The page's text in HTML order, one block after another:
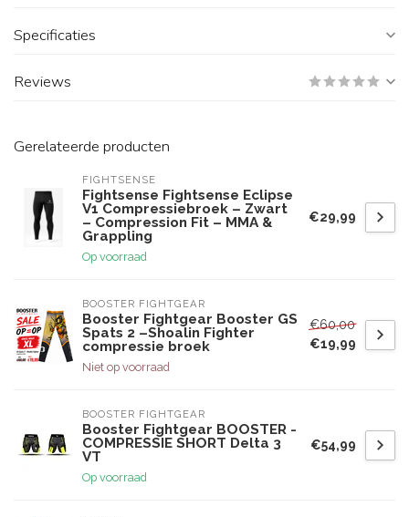
Specificaties
Reviews
Gerelateerde producten
FIGHTSENSE
Fightsense Fightsense Eclipse
V1 Compressiebroek – Zwart
– Compression Fit – MMA &
Grappling
Op voorraad
€29,99
BOOSTER FIGHTGEAR
Booster Fightgear Booster GS
Spats 2 –Shoalin Fighter
compressie broek
Niet op voorraad
€60,00
€19,99
BOOSTER FIGHTGEAR
Booster Fightgear BOOSTER -
COMPRESSIE SHORT Delta 3
VT
Op voorraad
€54,99